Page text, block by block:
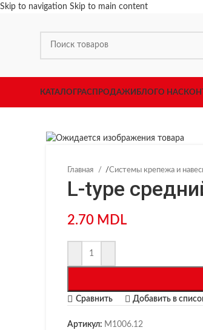
Skip to navigation Skip to main content
КАТАЛОГРАСПРОДАЖИ БЛОГО НАС
Главная /Системы крепежа и
L-type
2.70 MDL
Сравнить Добавить в
Артикул: M1006.12